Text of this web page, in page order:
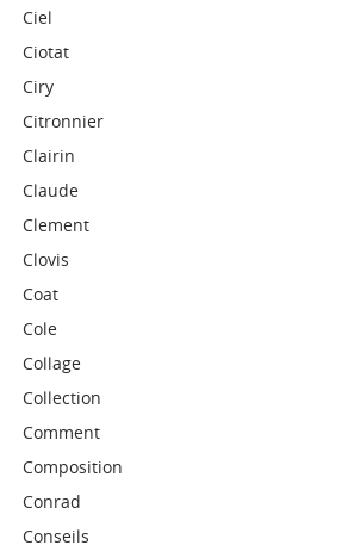
Ciel
Ciotat
Ciry
Citronnier
Clairin
Claude
Clement
Clovis
Coat
Cole
Collage
Collection
Comment
Composition
Conrad
Conseils